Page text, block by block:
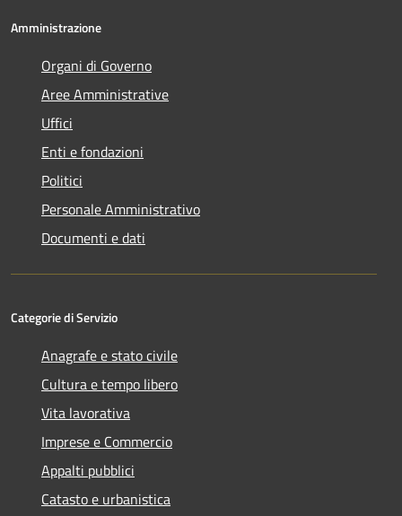
Amministrazione
Organi di Governo
Aree Amministrative
Uffici
Enti e fondazioni
Politici
Personale Amministrativo
Documenti e dati
Categorie di Servizio
Anagrafe e stato civile
Cultura e tempo libero
Vita lavorativa
Imprese e Commercio
Appalti pubblici
Catasto e urbanistica